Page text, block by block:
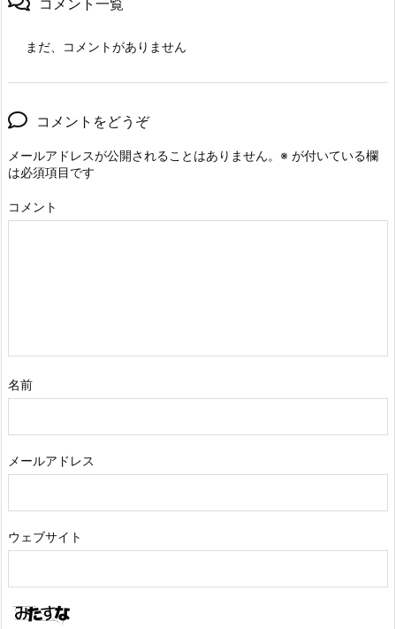
コメント一覧
まだ、コメントがありません
コメントをどうぞ
メールアドレスが公開されることはありません。 ※ が付いている欄
は必須項目です
コメント
名前
メールアドレス
ウェブサイト